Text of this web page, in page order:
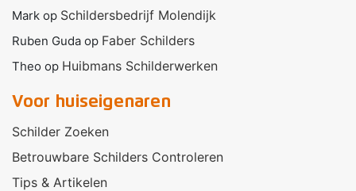
Mark op Schildersbedrijf Molendijk
Ruben Guda op Faber Schilders
Theo op Huibmans Schilderwerken
Voor huiseigenaren
Schilder Zoeken
Betrouwbare Schilders Controleren
Tips & Artikelen